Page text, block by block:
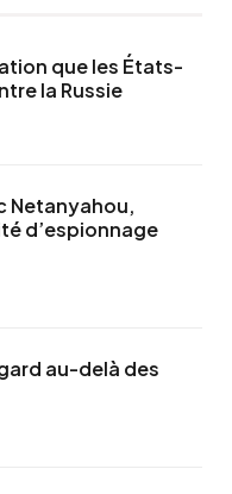
que les États-
la Russie
Netanyahou,
d’espionnage
au-delà des